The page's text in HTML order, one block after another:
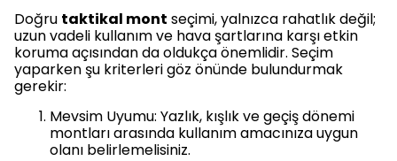
Doğru taktikal mont seçimi, yalnızca rahatlık değil;
uzun vadeli kullanım ve hava şartlarına karşı etkin
koruma açısından da oldukça önemlidir. Seçim
yaparken şu kriterleri göz önünde bulundurmak
gerekir:
Mevsim Uyumu: Yazlık, kışlık ve geçiş dönemi
montları arasında kullanım amacınıza uygun
olanı belirlemelisiniz.